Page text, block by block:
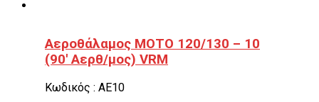
Αεροθάλαμος ΜΟΤΟ 120/130 – 10
(90′ Αερθ/μος) VRM
Κωδικός : ΑΕ10